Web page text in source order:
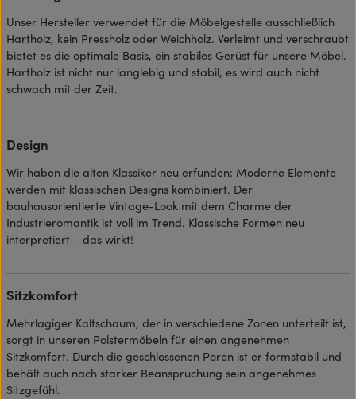
Unser Hersteller verwendet für die Möbelgestelle ausschließlich
Hartholz, kein Pressholz oder Weichholz. Verleimt und verschraubt
bietet es die optimale Basis, ein stabiles Gerüst für unsere Möbel.
Hartholz ist nicht nur langlebig und stabil, es wird auch nicht
schwach mit der Zeit.
Design
Wir haben die alten Klassiker neu erfunden: Moderne Elemente
werden mit klassischen Designs kombiniert. Der
bauhausorientierte Vintage-Look mit dem Charme der
Industrieromantik ist voll im Trend. Klassische Formen neu
interpretiert – das wirkt!
Sitzkomfort
Mehrlagiger Kaltschaum, der in verschiedene Zonen unterteilt ist,
sorgt in unseren Polstermöbeln für einen angenehmen
Sitzkomfort. Durch die geschlossenen Poren ist er formstabil und
behält auch nach starker Beanspruchung sein angenehmes
Sitzgefühl.